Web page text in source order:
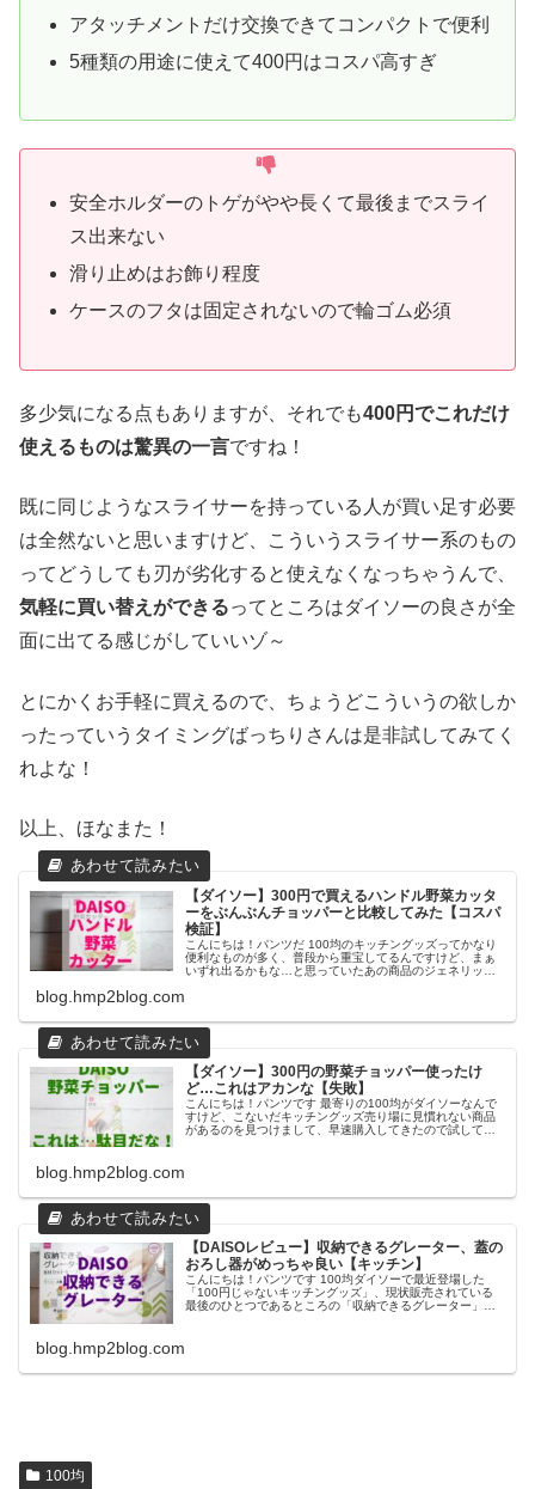
アタッチメントだけ交換できてコンパクトで便利
5種類の用途に使えて400円はコスパ高すぎ
安全ホルダーのトゲがやや長くて最後までスライ
ス出来ない
滑り止めはお飾り程度
ケースのフタは固定されないので輪ゴム必須
多少気になる点もありますが、それでも400円でこれだけ
使えるものは驚異の一言ですね！
既に同じようなスライサーを持っている人が買い足す必要
は全然ないと思いますけど、こういうスライサー系のもの
ってどうしても刃が劣化すると使えなくなっちゃうんで、
気軽に買い替えができるってところはダイソーの良さが全
面に出てる感じがしていいゾ～
とにかくお手軽に買えるので、ちょうどこういうの欲しか
ったっていうタイミングばっちりさんは是非試してみてく
れよな！
以上、ほなまた！
【ダイソー】300円で買えるハンドル野菜カッタ
ーをぶんぶんチョッパーと比較してみた【コスパ
検証】
こんにちは！パンツだ 100均のキッチングッズってかなり
便利なものが多く、普段から重宝してるんですけど、まぁ
いずれ出るかもな…と思っていたあの商品のジェネリック
blog.hmp2blog.com
【ダイソー】300円の野菜チョッパー使ったけ
ど…これはアカンな【失敗】
こんにちは！パンツです 最寄りの100均がダイソーなんで
すけど、こないだキッチングッズ売り場に見慣れない商品
があるのを見つけまして、早速購入してきたので試してみ
blog.hmp2blog.com
【DAISOレビュー】収納できるグレーター、蓋の
おろし器がめっちゃ良い【キッチン】
こんにちは！パンツです 100均ダイソーで最近登場した
「100円じゃないキッチングッズ」、現状販売されている
最後のひとつであるところの「収納できるグレーター」を
blog.hmp2blog.com
100均